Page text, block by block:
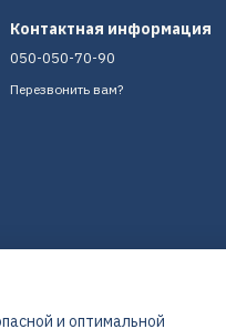
Контактная информация
050-050-70-90
Перезвонить вам?
и оптимальной